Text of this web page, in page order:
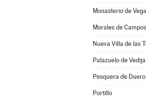
Monasterio de Vega
Morales de Campos
Nueva Villa de las
Palazuelo de Vedija
Pesquera de Duero
Portillo